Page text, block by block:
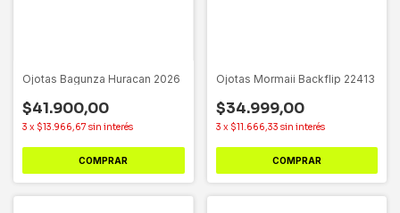
Ojotas Bagunza Huracan 2026
$41.900,00
3 x $13.966,67 sin interés
COMPRAR
Ojotas Mormaii Backflip 22413
$34.999,00
3 x $11.666,33 sin interés
COMPRAR